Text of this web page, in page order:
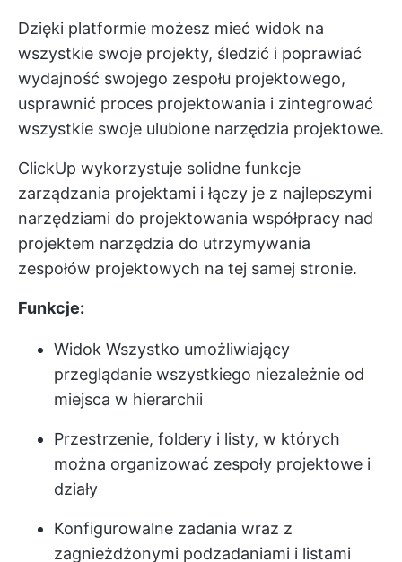
Dzięki platformie możesz mieć widok na
wszystkie swoje projekty, śledzić i poprawiać
wydajność swojego zespołu projektowego,
usprawnić proces projektowania i zintegrować
wszystkie swoje ulubione narzędzia projektowe.
ClickUp wykorzystuje solidne funkcje
zarządzania projektami i łączy je z najlepszymi
narzędziami do projektowania współpracy nad
projektem narzędzia do utrzymywania
zespołów projektowych na tej samej stronie.
Funkcje:
Widok Wszystko umożliwiający
przeglądanie wszystkiego niezależnie od
miejsca w hierarchii
Przestrzenie, foldery i listy, w których
można organizować zespoły projektowe i
działy
Konfigurowalne zadania wraz z
zagnieżdżonymi podzadaniami i listami